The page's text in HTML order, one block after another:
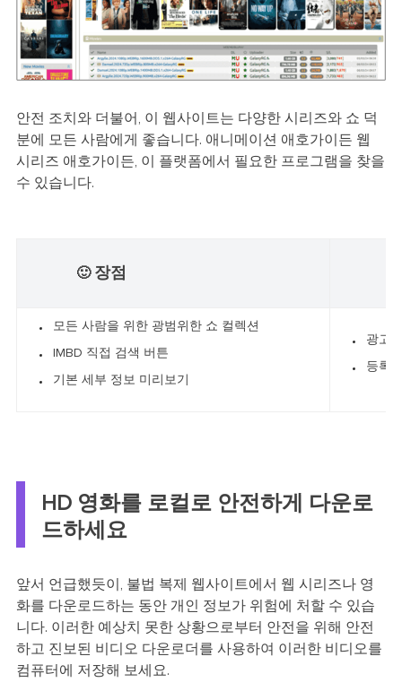
안전 조치와 더불어, 이 웹사이트는 다양한 시리즈와 쇼 덕
분에 모든 사람에게 좋습니다. 애니메이션 애호가이든 웹
시리즈 애호가이든, 이 플랫폼에서 필요한 프로그램을 찾을
수 있습니다.
🙂 장점
모든 사람을 위한 광범위한 쇼 컬렉션
IMBD 직접 검색 버튼
기본 세부 정보 미리보기
광고
등록
HD 영화를 로컬로 안전하게 다운로
드하세요
앞서 언급했듯이, 불법 복제 웹사이트에서 웹 시리즈나 영
화를 다운로드하는 동안 개인 정보가 위험에 처할 수 있습
니다. 이러한 예상치 못한 상황으로부터 안전을 위해 안전
하고 진보된 비디오 다운로더를 사용하여 이러한 비디오를
컴퓨터에 저장해 보세요.